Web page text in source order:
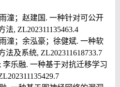
潼；赵建国. 一种针对可公开
, ZL202311135463.4
潼；余泓豪；徐健斌. 一种软
及系统, ZL202311618733.7
李乐融. 一种基于对抗迁移学习